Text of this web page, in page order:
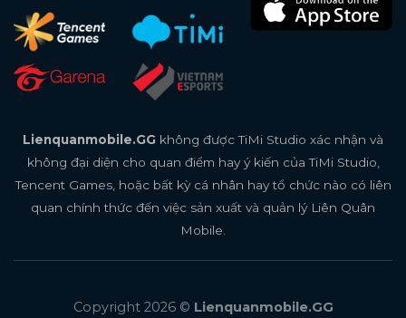
Lienquanmobile.GG không được TiMi Studio xác nhận và
không đại diện cho quan điểm hay ý kiến của TiMi Studio,
Tencent Games, hoặc bất kỳ cá nhân hay tổ chức nào có liên
quan chính thức đến việc sản xuất và quản lý Liên Quân
Mobile.
nhà cái td88
td88
Copyright 2026 © Lienquanmobile.GG